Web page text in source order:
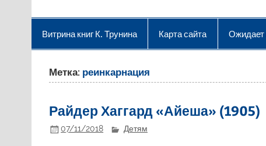
Витрина книг К. Трунина Карта сайта Ожидает
Метка: реинкарнация
Райдер Хаггард «Айеша» (1905)
07/11/2018 Детям